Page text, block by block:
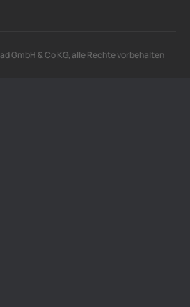
GmbH & Co KG, alle Rechte vorbehalten